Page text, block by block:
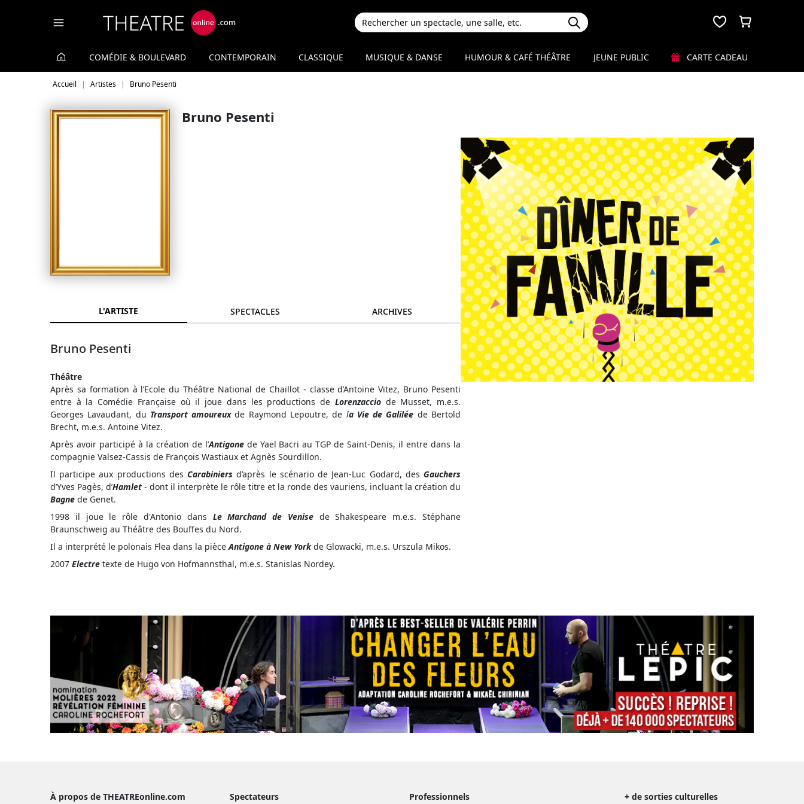
COMÉDIE & BOULEVARD CONTEMPORAIN CLASSIQUE MUSIQUE & DANSE HUMOUR & CAFÉ THÉÂTRE JEUNE PUBLIC CARTE CADEAU
Accueil Artistes Bruno Pesenti
Bruno Pesenti
L'ARTISTE SPECTACLES ARCHIVES
Bruno Pesenti
Théâtre
Après sa formation à l’Ecole du Théâtre National de Chaillot - classe d’Antoine Vitez, Bruno Pesenti
entre à la Comédie Française où il joue dans les productions de Lorenzaccio de Musset, m.e.s.
Georges Lavaudant, du Transport amoureuxde Raymond Lepoutre, de la Vie de Galilée de Bertold
Brecht, m.e.s. Antoine Vitez.
Après avoir participé à la création de l’Antigonede Yael Bacri au TGP de Saint-Denis, il entre dans la
compagnie Valsez-Cassis de François Wastiaux et Agnès Sourdillon.
Il participe aux productions des Carabiniers d’après le scénario de Jean-Luc Godard, desGauchers
d’Yves Pagès, d’Hamlet - dont il interprète le rôle titre et la ronde des vauriens, incluant la création du
Bagne de Genet.
1998 il joue le rôle d'Antonio dans Le Marchand de Venise de Shakespeare m.e.s. Stéphane
Braunschweig au Théâtre des Bouffes du Nord.
Il a interprété le polonais Flea dans la pièceAntigone à New Yorkde Glowacki, m.e.s. Urszula Mikos.
2007 Electre texte de Hugo von Hofmannsthal, m.e.s. Stanislas Nordey.
À propos de THEATREonline.com Spectateurs Professionnels + de sorties culturelles